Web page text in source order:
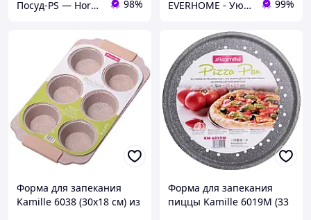
Посуд-PS — Horeca Посуда Подарки 98% EVERHOME - Уют для дома 99%
Форма для запекания
Kamille 6038 (30х18 см) из
Форма для запекания
пиццы Kamille 6019М (33